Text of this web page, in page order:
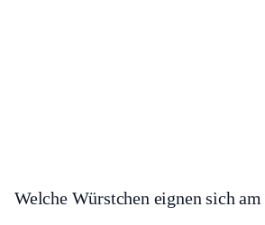
Welche Würstchen eignen sich am